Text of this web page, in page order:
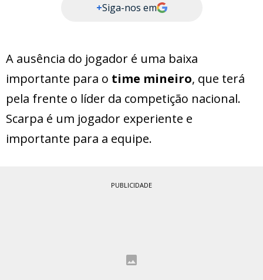
+Siga-nos em
A ausência do jogador é uma baixa
importante para o time mineiro, que terá
pela frente o líder da competição nacional.
Scarpa é um jogador experiente e
importante para a equipe.
PUBLICIDADE